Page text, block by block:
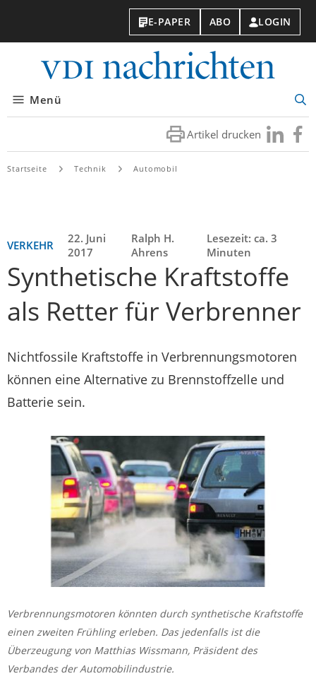
E-PAPER ABO LOGIN
Menü
Artikel drucken Besuchen
Sie
Sie
Startseite Technik Automobil
VERKEHR
22. Juni
2017
Ralph H.
Ahrens
Lesezeit: ca. 3
Minuten
Synthetische Kraftstoffe
als Retter für Verbrenner
Nichtfossile Kraftstoffe in Verbrennungsmotoren
können eine Alternative zu Brennstoffzelle und
Batterie sein.
Verbrennungsmotoren könnten durch synthetische Kraftstoffe
einen zweiten Frühling erleben. Das jedenfalls ist die
Überzeugung von Matthias Wissmann, Präsident des
Verbandes der Automobilindustrie.